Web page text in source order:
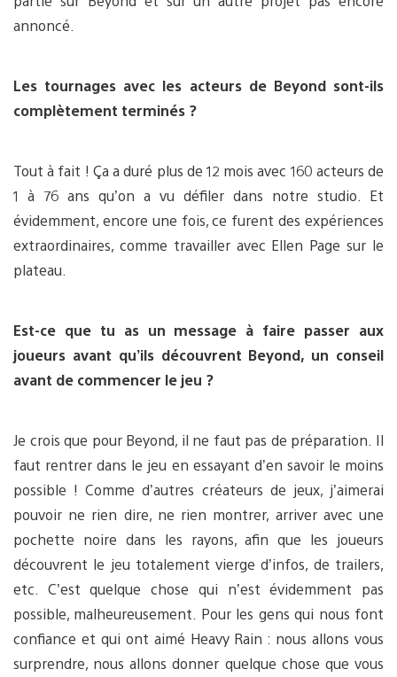
annoncé.
Les tournages avec les acteurs de Beyond sont-ils
complètement terminés ?
Tout à fait ! Ça a duré plus de 12 mois avec 160 acteurs de
1 à 76 ans qu’on a vu défiler dans notre studio. Et
évidemment, encore une fois, ce furent des expériences
extraordinaires, comme travailler avec Ellen Page sur le
plateau.
Est-ce que tu as un message à faire passer aux
joueurs avant qu’ils découvrent Beyond, un conseil
avant de commencer le jeu ?
Je crois que pour Beyond, il ne faut pas de préparation. Il
faut rentrer dans le jeu en essayant d’en savoir le moins
possible ! Comme d’autres créateurs de jeux, j’aimerai
pouvoir ne rien dire, ne rien montrer, arriver avec une
pochette noire dans les rayons, afin que les joueurs
découvrent le jeu totalement vierge d’infos, de trailers,
etc. C’est quelque chose qui n’est évidemment pas
possible, malheureusement. Pour les gens qui nous font
confiance et qui ont aimé Heavy Rain : nous allons vous
surprendre, nous allons donner quelque chose que vous